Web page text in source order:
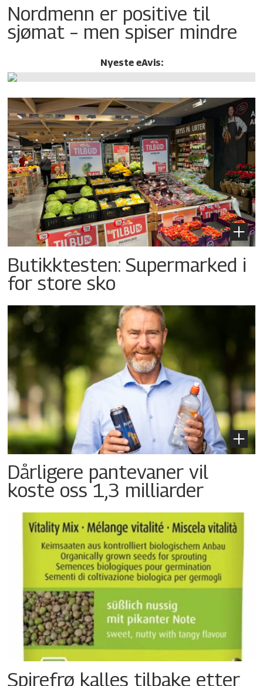
Nordmenn er positive til
sjømat – men spiser mindre
Nyeste eAvis:
Butikktesten: Supermarked i
for store sko
Dårligere pantevaner vil
koste oss 1,3 milliarder
Spirefrø kalles tilbake etter